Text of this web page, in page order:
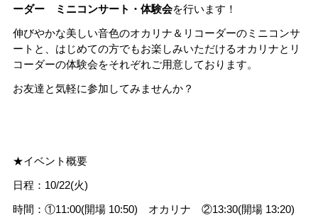
ーダー ミニコンサート・体験会を行います！
伸びやかな美しい音色のオカリナ＆リコーダーのミニコンサ
ートと、はじめての方でもお楽しみいただけるオカリナとリ
コーダーの体験会をそれぞれご用意しております。
お友達と気軽に参加してみませんか？
★イベント概要
日程：10/22(火)
時間：①11:00(開場 10:50) オカリナ ②13:30(開場 13:20)